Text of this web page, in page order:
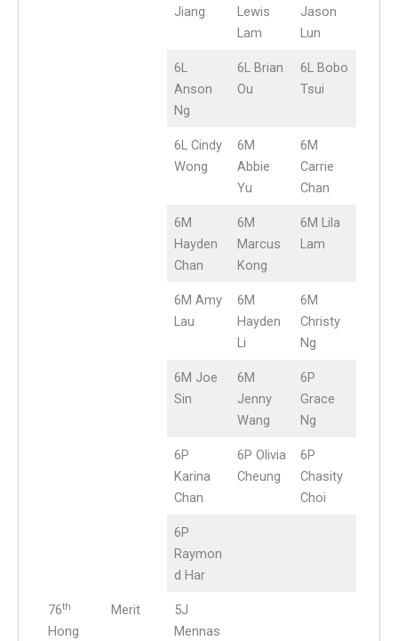
Jiang
Lewis
Lam
Jason
Lun
6L
Anson
Ng
6L Brian
Ou
6L Bobo
Tsui
6L Cindy
Wong
6M
Abbie
Yu
6M
Carrie
Chan
6M
Hayden
Chan
6M
Marcus
Kong
6M Lila
Lam
6M Amy
Lau
6M
Hayden
Li
6M
Christy
Ng
6M Joe
Sin
6M
Jenny
Wang
6P
Grace
Ng
6P
Karina
Chan
6P Olivia
Cheung
6P
Chasity
Choi
6P
Raymon
d Har
76th
Hong
Merit
5J
Mennas